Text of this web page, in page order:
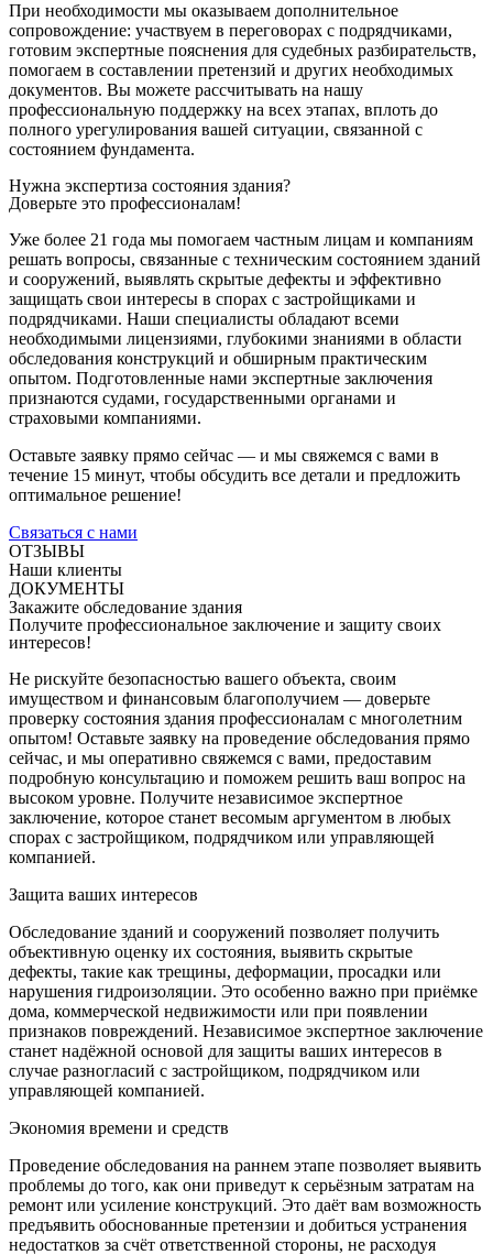
При необходимости мы оказываем дополнительное
сопровождение: участвуем в переговорах с подрядчиками,
готовим экспертные пояснения для судебных разбирательств,
помогаем в составлении претензий и других необходимых
документов. Вы можете рассчитывать на нашу
профессиональную поддержку на всех этапах, вплоть до
полного урегулирования вашей ситуации, связанной с
состоянием фундамента.
Нужна экспертиза состояния здания?
Доверьте это профессионалам!
Уже более 21 года мы помогаем частным лицам и компаниям
решать вопросы, связанные с техническим состоянием зданий
и сооружений, выявлять скрытые дефекты и эффективно
защищать свои интересы в спорах с застройщиками и
подрядчиками. Наши специалисты обладают всеми
необходимыми лицензиями, глубокими знаниями в области
обследования конструкций и обширным практическим
опытом. Подготовленные нами экспертные заключения
признаются судами, государственными органами и
страховыми компаниями.
Оставьте заявку прямо сейчас — и мы свяжемся с вами в
течение 15 минут, чтобы обсудить все детали и предложить
оптимальное решение!
Связаться с нами
ОТЗЫВЫ
Наши клиенты
ДОКУМЕНТЫ
Закажите обследование здания
Получите профессиональное заключение и защиту своих
интересов!
Не рискуйте безопасностью вашего объекта, своим
имуществом и финансовым благополучием — доверьте
проверку состояния здания профессионалам с многолетним
опытом! Оставьте заявку на проведение обследования прямо
сейчас, и мы оперативно свяжемся с вами, предоставим
подробную консультацию и поможем решить ваш вопрос на
высоком уровне. Получите независимое экспертное
заключение, которое станет весомым аргументом в любых
спорах с застройщиком, подрядчиком или управляющей
компанией.
Защита ваших интересов
Обследование зданий и сооружений позволяет получить
объективную оценку их состояния, выявить скрытые
дефекты, такие как трещины, деформации, просадки или
нарушения гидроизоляции. Это особенно важно при приёмке
дома, коммерческой недвижимости или при появлении
признаков повреждений. Независимое экспертное заключение
станет надёжной основой для защиты ваших интересов в
случае разногласий с застройщиком, подрядчиком или
управляющей компанией.
Экономия времени и средств
Проведение обследования на раннем этапе позволяет выявить
проблемы до того, как они приведут к серьёзным затратам на
ремонт или усиление конструкций. Это даёт вам возможность
предъявить обоснованные претензии и добиться устранения
недостатков за счёт ответственной стороны, не расходуя